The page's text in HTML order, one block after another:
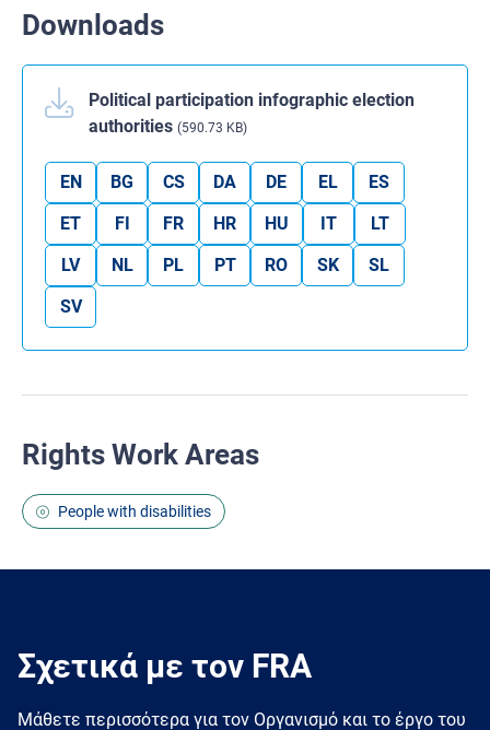
Downloads
Political participation infographic election
authorities (590.73 KB)
EN BG CS DA DE EL
ES
ET
FI FR HR HU IT
LT
LV
NL PL PT RO SK
SL
SV
Rights Work Areas
People with disabilities
Σχετικά με τον FRA
Μάθετε περισσότερα για τον Oργανισμό και το έργο του